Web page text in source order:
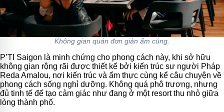
Không gian quán đơn giản ấm cúng.
P’TI Saigon là minh chứng cho phong cách này, khi sở hữu
không gian rộng rãi được thiết kế bởi kiến trúc sư người Pháp
Reda Amalou, nơi kiến trúc và ẩm thực cùng kể câu chuyện về
phong cách sống nghỉ dưỡng. Không quá phô trương, nhưng
đủ tinh tế để tạo cảm giác như đang ở một resort thu nhỏ giữa
lòng thành phố.